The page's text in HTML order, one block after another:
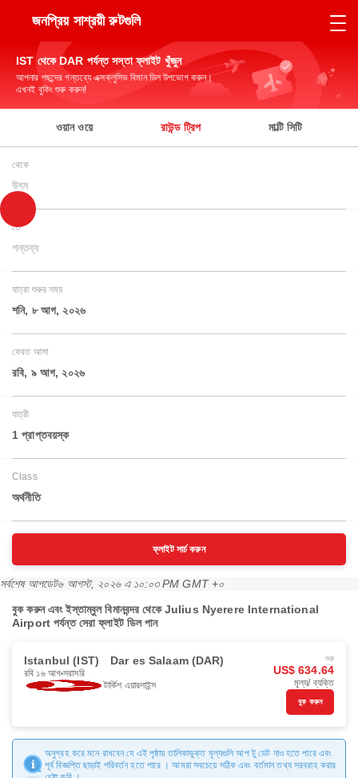
জনপ্রিয় সাশ্রয়ী রুটগুলি
IST থেকে DAR পর্যন্ত সস্তা ফ্লাইট খুঁজুন
আপনার পছন্দের গন্তব্যে এক্সক্লুসিভ বিমান ডিল উপভোগ করুন।
এখনই বুকিং শুরু করুন!
ওয়ান ওয়ে রাউন্ড ট্রিপ মাল্টি সিটি
থেকে
উৎস
তে
গন্তব্য
যাত্রা শুরুর সময়
শনি, ৮ আগ, ২০২৬
ফেরত আসা
রবি, ৯ আগ, ২০২৬
যাত্রী
1 প্রাপ্তবয়স্ক
Class
অর্থনীতি
ফ্লাইট সার্চ করুন
সর্বশেষ আপডেট৬ আগস্ট, ২০২৬ এ ১০:০৩ PM GMT +০
বুক করুন এবং ইস্তাম্বুল বিমানবন্দর থেকে Julius Nyerere International
Airport পর্যন্ত সেরা ফ্লাইট ডিল পান
Istanbul (IST) Dar es Salaam (DAR)
রবি ১৬ আগ সরাসরি
টার্কিশ এয়ারলাইন্স
শুরু
US$ 634.64
মূল্য/ ব্যক্তি
বুক করুন
অনুগ্রহ করে মনে রাখবেন যে এই পৃষ্ঠায় তালিকাভুক্ত মূল্যগুলি আপ টু ডেট নাও হতে পারে এবং
পূর্ব বিজ্ঞপ্তি ছাড়াই পরিবর্তন হতে পারে । আমরা সবচেয়ে সঠিক এবং বর্তমান তথ্য সরবরাহ করার